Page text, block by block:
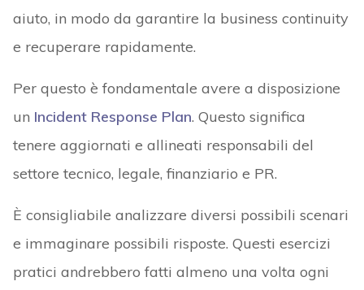
aiuto, in modo da garantire la business continuity
e recuperare rapidamente.
Per questo è fondamentale avere a disposizione
un Incident Response Plan. Questo significa
tenere aggiornati e allineati responsabili del
settore tecnico, legale, finanziario e PR.
È consigliabile analizzare diversi possibili scenari
e immaginare possibili risposte. Questi esercizi
pratici andrebbero fatti almeno una volta ogni